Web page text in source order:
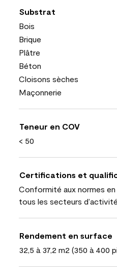
Substrat
Bois
Brique
Plâtre
Béton
Cloisons sèches
Maçonnerie
Teneur en COV
< 50
Certifications et
Conformité aux normes
tous les secteurs
Rendement en surface
32,5 à 37,2 m2 (350 à 400